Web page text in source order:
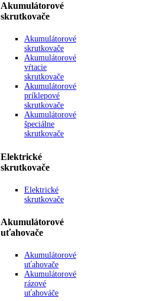
Akumulátorové
skrutkovače
Akumulátorové
skrutkovače
Akumulátorové
vŕtacie
skrutkovače
Akumulátorové
príklepové
skrutkovače
Akumulátorové
špeciálne
skrutkovače
Elektrické
skrutkovače
Elektrické
skrutkovače
Akumulátorové
uťahovače
Akumulátorové
uťahovače
Akumulátorové
rázové
uťahováče